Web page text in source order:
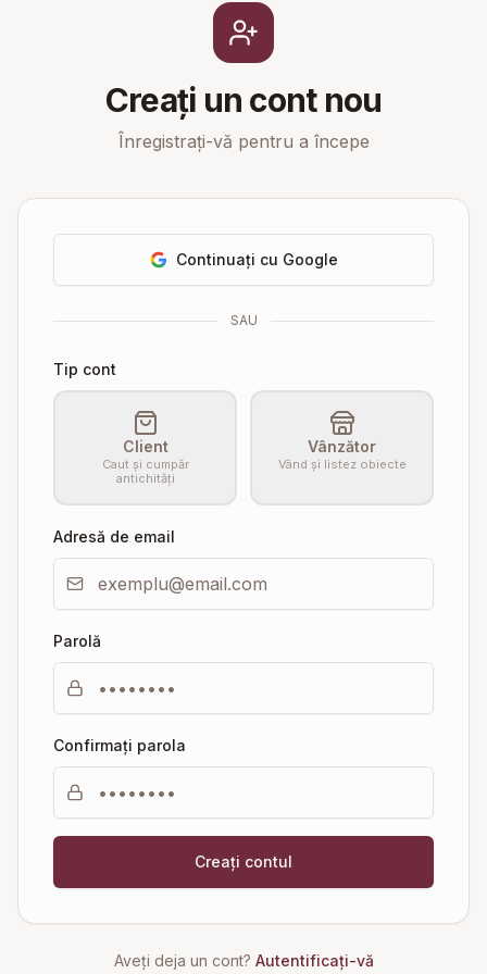
Creați un cont nou
Înregistrați-vă pentru a începe
Continuați cu Google
SAU
Tip cont
Client
Caut și cumpăr
antichități
Vânzător
Vând și listez obiecte
Adresă de email
Parolă
Confirmați parola
Creați contul
Aveți deja un cont? Autentificați-vă